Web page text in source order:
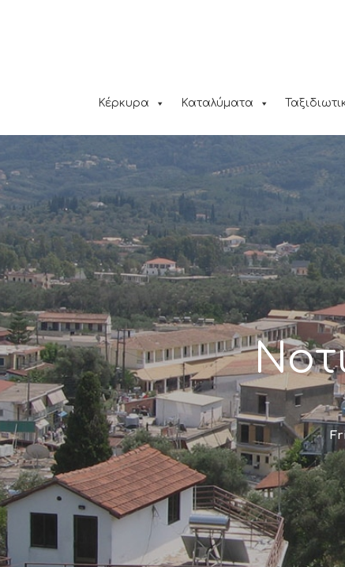
Κέρκυρα Καταλύματα